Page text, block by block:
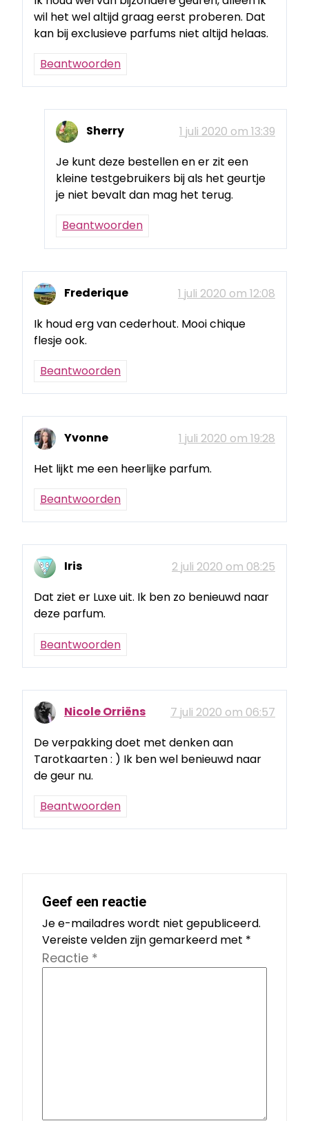
wil het wel altijd graag eerst proberen. Dat
kan bij exclusieve parfums niet altijd helaas.
Beantwoorden
Sherry
1 juli 2020 om 13:39
Je kunt deze bestellen en er zit een
kleine testgebruikers bij als het geurtje
je niet bevalt dan mag het terug.
Beantwoorden
Frederique
1 juli 2020 om 12:08
Ik houd erg van cederhout. Mooi chique
flesje ook.
Beantwoorden
Yvonne
1 juli 2020 om 19:28
Het lijkt me een heerlijke parfum.
Beantwoorden
Iris
2 juli 2020 om 08:25
Dat ziet er Luxe uit. Ik ben zo benieuwd naar
deze parfum.
Beantwoorden
Nicole Orriëns
7 juli 2020 om 06:57
De verpakking doet met denken aan
Tarotkaarten : ) Ik ben wel benieuwd naar
de geur nu.
Beantwoorden
Geef een reactie
Je e-mailadres wordt niet gepubliceerd.
Vereiste velden zijn gemarkeerd met *
Reactie *